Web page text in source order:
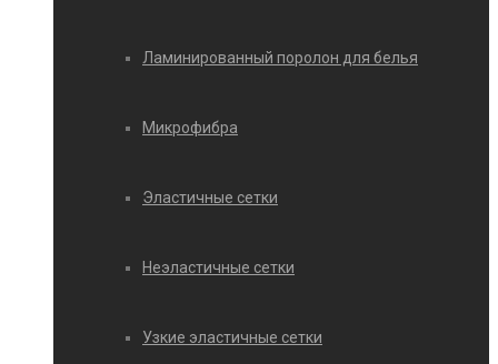
Ламинированный поролон для белья
Микрофибра
Эластичные сетки
Неэластичные сетки
Узкие эластичные сетки